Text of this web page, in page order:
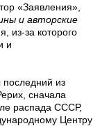
«Заявления»,
и авторские
из-за которого
и
из
сначала
распада СССР,
Центру